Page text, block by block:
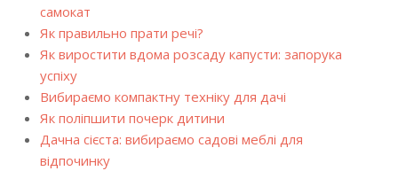
самокат
Як правильно прати речі?
Як виростити вдома розсаду капусти: запорука
успіху
Вибираємо компактну техніку для дачі
Як поліпшити почерк дитини
Дачна сієста: вибираємо садові меблі для
відпочинку